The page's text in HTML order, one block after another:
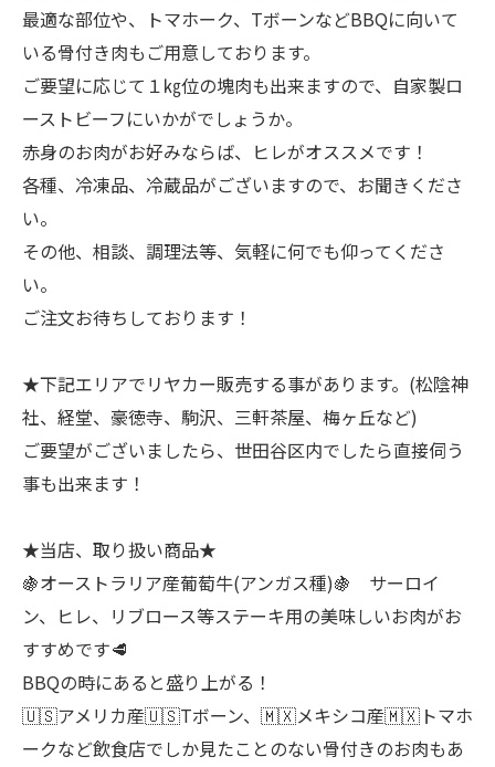
最適な部位や、トマホーク、TボーンなどBBQに向いて
いる骨付き肉もご用意しております。
ご要望に応じて１㎏位の塊肉も出来ますので、自家製ロ
ーストビーフにいかがでしょうか。
赤身のお肉がお好みならば、ヒレがオススメです！
各種、冷凍品、冷蔵品がございますので、お聞きくださ
い。
その他、相談、調理法等、気軽に何でも仰ってくださ
い。
ご注文お待ちしております！
★下記エリアでリヤカー販売する事があります。(松陰神
社、経堂、豪徳寺、駒沢、三軒茶屋、梅ヶ丘など)
ご要望がございましたら、世田谷区内でしたら直接伺う
事も出来ます！
★当店、取り扱い商品★
🍇オーストラリア産葡萄牛(アンガス種)🍇 サーロイ
ン、ヒレ、リブロース等ステーキ用の美味しいお肉がお
すすめです🥩
BBQの時にあると盛り上がる！
🇺🇸アメリカ産🇺🇸Tボーン、🇲🇽メキシコ産🇲🇽トマホ
ークなど飲食店でしか見たことのない骨付きのお肉もあ